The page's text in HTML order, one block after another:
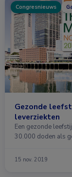
Congresnieuws
Gezonde
leverziekten
Een gezonde
30.000 doden als
15 nov. 2019